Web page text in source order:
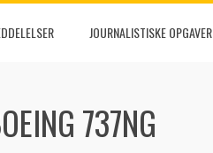
JOURNALISTISKE OPGAVER
737NG